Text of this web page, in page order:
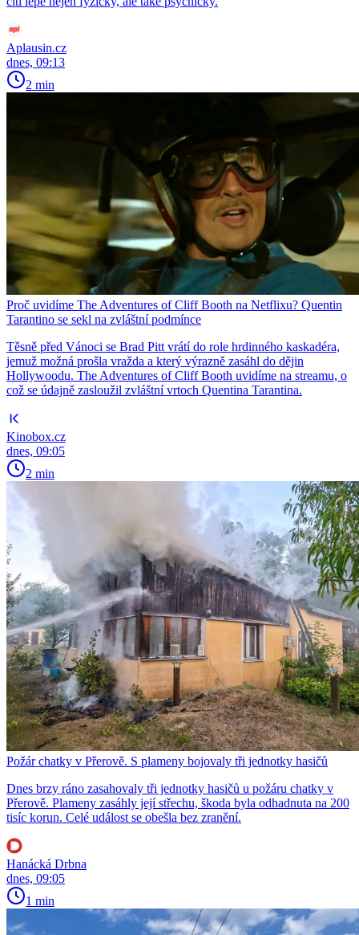
Aplausin.cz
dnes, 09:13
2 min
Proč uvidíme The Adventures of Cliff Booth na Netflixu? Quentin
Tarantino se sekl na zvláštní podmínce
Těsně před Vánoci se Brad Pitt vrátí do role hrdinného kaskadéra,
jemuž možná prošla vražda a který výrazně zasáhl do dějin
Hollywoodu. The Adventures of Cliff Booth uvidíme na streamu, o
což se údajně zasloužil zvláštní vrtoch Quentina Tarantina.
Kinobox.cz
dnes, 09:05
2 min
Požár chatky v Přerově. S plameny bojovaly tři jednotky hasičů
Dnes brzy ráno zasahovaly tři jednotky hasičů u požáru chatky v
Přerově. Plameny zasáhly její střechu, škoda byla odhadnuta na 200
tisíc korun. Celé událost se obešla bez zranění.
Hanácká Drbna
dnes, 09:05
1 min